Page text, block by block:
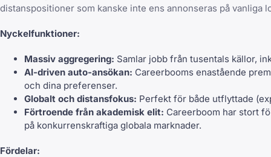
distanspositioner som kanske inte ens annonseras på vanliga
Nyckelfunktioner:
Massiv aggregering: Samlar jobb från tusentals källor,
AI-driven auto-ansökan: Careerbooms enastående
och dina preferenser.
Globalt och distansfokus: Perfekt för både utflyttade
Förtroende från akademisk elit: Careerboom har stort
på konkurrenskraftiga globala marknader.
Fördelar: